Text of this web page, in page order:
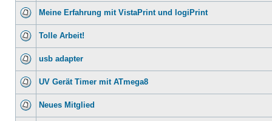
Meine Erfahrung mit VistaPrint und logiPrint
Tolle Arbeit!
usb adapter
UV Gerät Timer mit ATmega8
Neues Mitglied